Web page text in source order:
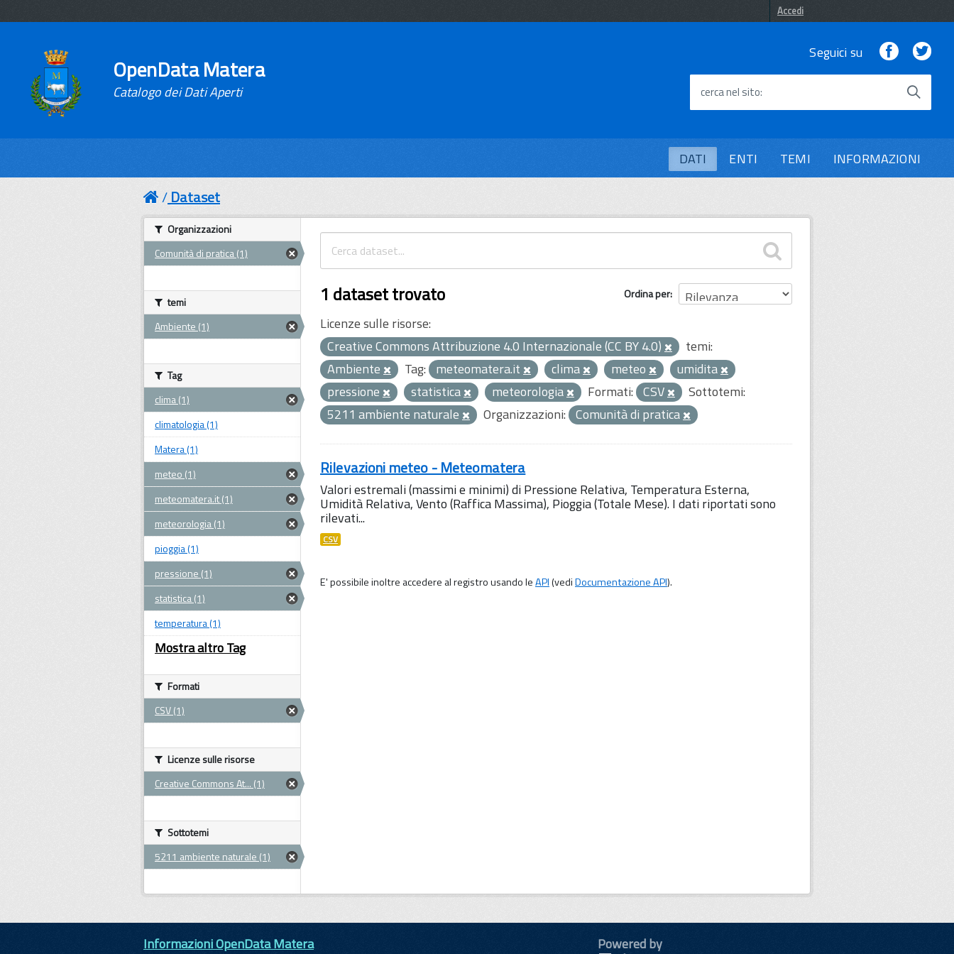
Accedi
OpenData Matera
Catalogo dei Dati Aperti
Seguici su Facebook
cerca nel sito
DATI ENTI TEMI INFORMAZIONI
Dataset
Ordina per
1 dataset trovato
Licenze sulle risorse:
Creative Commons Attribuzione 4.0 Internazionale (CC BY 4.0)
temi:
Ambiente
Tag: meteomatera.it clima meteo
umidita
pressione
statistica meteorologia Formati: CSV
Sottotemi:
5211 ambiente naturale
Organizzazioni: Comunità di pratica
Rilevazioni meteo - Meteomatera
Valori estremali (massimi e minimi) di Pressione Relativa, Temperatura Esterna,
Umidità Relativa, Vento (Raffica Massima), Pioggia (Totale Mese). I dati riportati sono
rilevati...
CSV
E' possibile inoltre accedere al registro usando leAPI(vediDocumentazione API).
Organizzazioni
Comunità di pratica (1)
temi
Ambiente (1)
Tag
clima (1)
climatologia (1)
Matera (1)
meteo (1)
meteomatera.it (1)
meteorologia (1)
pioggia (1)
pressione (1)
statistica (1)
temperatura (1)
Mostra altro Tag
Formati
CSV (1)
Licenze sulle risorse
Creative Commons At... (1)
Sottotemi
5211 ambiente naturale (1)
Informazioni OpenData Matera
Powered by